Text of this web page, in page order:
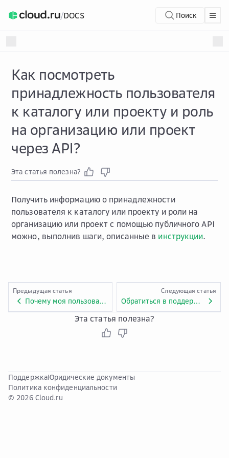
/DOCS Поиск
Как посмотреть
принадлежность пользователя
к каталогу или проекту и роль
на организацию или проект
через API?
Эта статья полезна?
Получить информацию о принадлежности
пользователя к каталогу или проекту и роли на
организацию или проект с помощью публичного API
можно, выполнив шаги, описанные в инструкции.
Предыдущая статья
Почему моя пользовательская роль не дает доступа к некоторым ресурсам?
Следующая статья
Обратиться в поддержку
Эта статья полезна?
ПоддержкаЮридические документы
Политика конфиденциальности
© 2026 Cloud.ru